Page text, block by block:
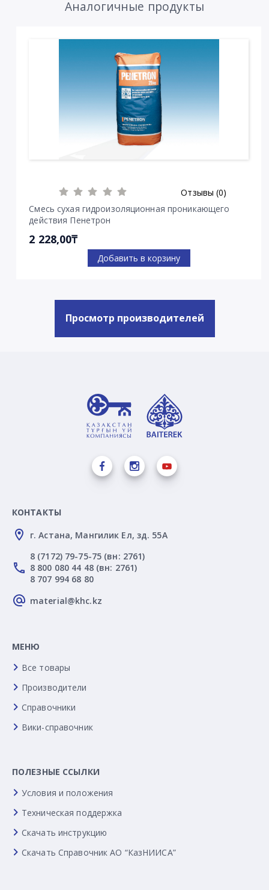
Аналогичные продукты
Отзывы (0)
Смесь сухая гидроизоляционная проникающего
действия Пенетрон
2 228,00₸
Добавить в корзину
Просмотр производителей
КОНТАКТЫ
г. Астана, Мангилик Ел, зд. 55А
8 (7172) 79-75-75 (вн: 2761)
8 800 080 44 48 (вн: 2761)
8 707 994 68 80
material@khc.kz
МЕНЮ
Все товары
Производители
Справочники
Вики-справочник
ПОЛЕЗНЫЕ ССЫЛКИ
Условия и положения
Техническая поддержка
Скачать инструкцию
Скачать Справочник АО “КазНИИСА”